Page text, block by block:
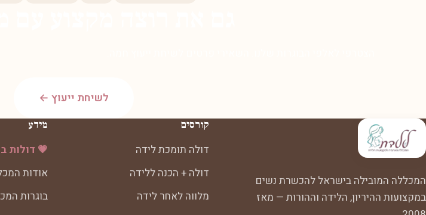
לשיחת ייעוץ ←
המכללה המובילה בישראל להכשרת נשים
במקצועות ההיריון, הלידה וההורות — מאז
קורסים
דולה תומכת לידה
דולה + הכנה ללידה
מלווה לאחר לידה
מידע
💗 דולות
אודות
בוגרות